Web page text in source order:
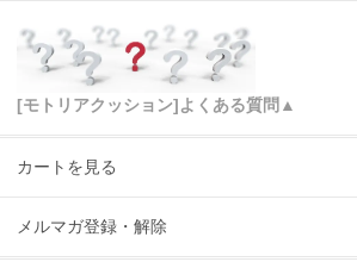
[モトリアクッション]よくある質問▲
カートを見る
メルマガ登録・解除